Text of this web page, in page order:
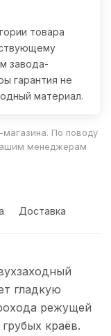
товара
завода-
гарантия не
материал.
магазина. По поводу
менеджерам
Доставка
гладкую
режущей
краёв.